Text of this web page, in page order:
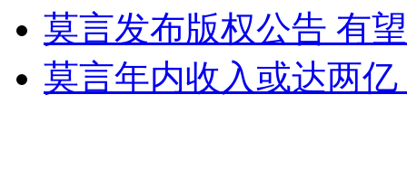
外交部：有关国家言论片面不公正
莫言发布版权公告 有
莫言年内收入或达两